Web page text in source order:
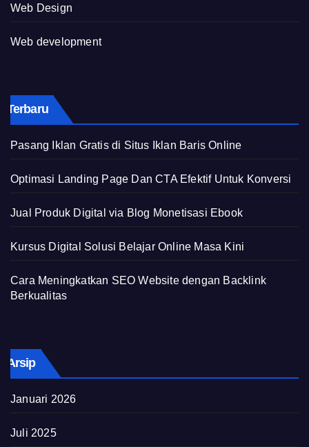
Web Design
Web development
Terbaru
Pasang Iklan Gratis di Situs Iklan Baris Online
Optimasi Landing Page Dan CTA Efektif Untuk Konversi
Jual Produk Digital via Blog Monetisasi Ebook
Kursus Digital Solusi Belajar Online Masa Kini
Cara Meningkatkan SEO Website dengan Backlink
Berkualitas
Arsip
Januari 2026
Juli 2025